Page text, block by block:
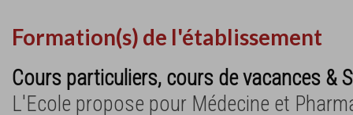
Formation(s) de l'établissement
Cours particuliers, cours de vacances &
L'Ecole propose pour Médecine et